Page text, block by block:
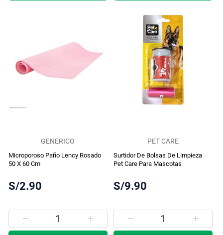
GENERICO
Microporoso Paño Lency Rosado
50 X 60 Cm
S/2.90
PET CARE
Surtidor De Bolsas De Limpieza
Pet Care Para Mascotas
S/9.90